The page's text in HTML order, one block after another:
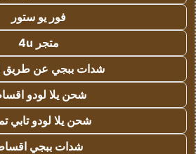
فور يو ستور
متجر 4u
شدات ببجي عن طريق
شحن يلا لودو
شحن يلا لودو تابي
شدات ببجي